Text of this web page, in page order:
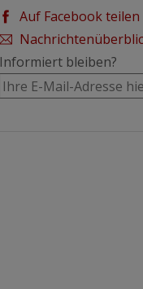
Auf Facebook teilen
Informiert bleiben?